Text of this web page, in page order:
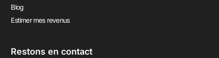
Blog
Estimer mes revenus
Restons en contact